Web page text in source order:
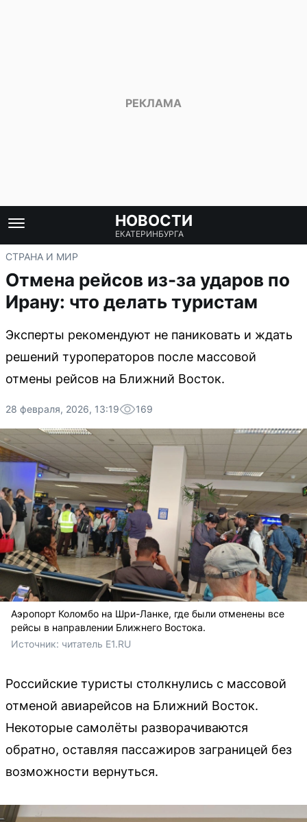
НОВОСТИ
ЕКАТЕРИНБУРГА
СТРАНА И МИР
Отмена рейсов из-за ударов по
Ирану: что делать туристам
Эксперты рекомендуют не паниковать и ждать
решений туроператоров после массовой
отмены рейсов на Ближний Восток.
28 февраля, 2026, 13:19 169
Аэропорт Коломбо на Шри-Ланке, где были отменены все
рейсы в направлении Ближнего Востока.
Источник: читатель E1.RU
Российские туристы столкнулись с массовой
отменой авиарейсов на Ближний Восток.
Некоторые самолёты разворачиваются
обратно, оставляя пассажиров заграницей без
возможности вернуться.